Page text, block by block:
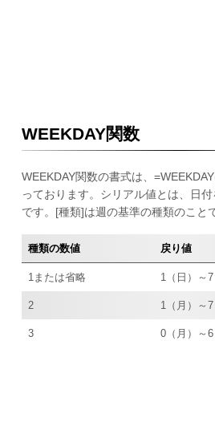
WEEKDAY関数
WEEKDAY関数の書式は、
っております。シリアル値とは、日
です。[種類]は週の基準の種類のこと
種類の数値 戻り値
1または省略 1（日）～7
2 1（月）～7
3 0（月）～6